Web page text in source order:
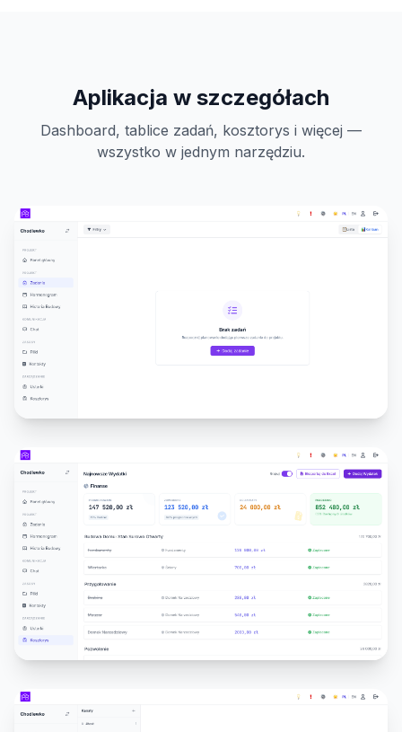
Aplikacja w szczegółach
Dashboard, tablice zadań, kosztorys i więcej —
wszystko w jednym narzędziu.